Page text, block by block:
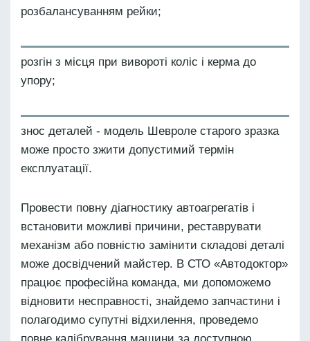
розбалансуванням рейки;
розгін з місця при вивороті коліс і керма до
упору;
знос деталей - модель Шевроле старого зразка
може просто зжити допустимий термін
експлуатації.
Провести повну діагностику автоагрегатів і
встановити можливі причини, реставрувати
механізм або повністю замінити складові деталі
може досвідчений майстер. В СТО «Автодоктор»
працює професійна команда, ми допоможемо
відновити несправності, знайдемо запчастини і
полагодимо супутні відхилення, проведемо